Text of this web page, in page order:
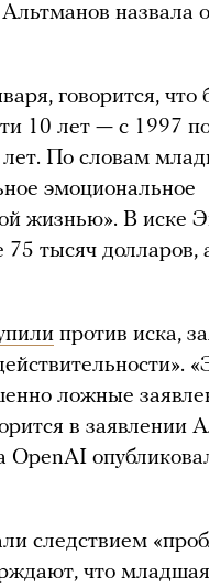
назвала
говорится, что
10 лет — с 1997
По словам
эмоциональное
жизнью». В иске
тысяч долларов,
против иска,
ложные
в заявлении
OpenAI
следствием
что младшая